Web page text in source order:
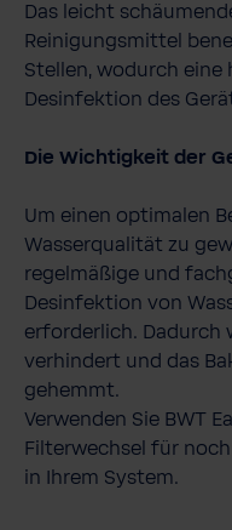
Das leicht
Reinigungsmittel
Stellen, wodurch
Desinfektion des
Die Wichtigkeit der
Um einen optimalen
Wasserqualität zu
regelmäßige und
Desinfektion von
erforderlich. Dadurch
verhindert und das
gehemmt.
Verwenden Sie BWT
Filterwechsel für
in Ihrem System.